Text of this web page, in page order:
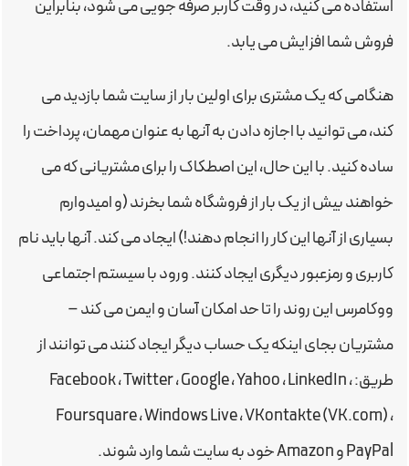
استفاده می کنید، در وقت کاربر صرفه جویی می شود، بنابراین
فروش شما افزایش می یابد.
هنگامی که یک مشتری برای اولین بار از سایت شما بازدید می
کند، می توانید با اجازه دادن به آنها به عنوان مهمان، پرداخت را
ساده کنید. با این حال، این اصطکاک را برای مشتریانی که می
خواهند بیش از یک بار از فروشگاه شما بخرند (و امیدوارم
بسیاری از آنها این کار را انجام دهند!) ایجاد می کند. آنها باید نام
کاربری و رمزعبور دیگری ایجاد کنند. ورود با سیستم اجتماعی
ووکامرس این روند را تا حد امکان آسان و ایمن می کند –
مشتریان بجای اینکه یک حساب دیگر ایجاد کنند می توانند از
طریق: Facebook ، Twitter ، Google ، Yahoo ، LinkedIn ،
Foursquare ، Windows Live ، VKontakte (VK.com) ،
PayPal و Amazon خود به سایت شما وارد شوند.